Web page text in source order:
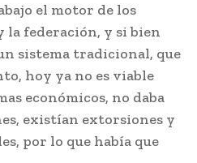
el motor de los
la federación, y si bien
sistema tradicional, que
hoy ya no es viable
económicos, no daba
existían extorsiones y
por lo que había que